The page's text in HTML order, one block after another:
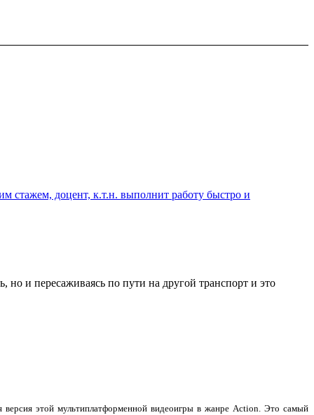
стажем, доцент, к.т.н. выполнит работу быстро и
но и пересаживаясь по пути на другой транспорт и это
этой мультиплатформенной видеоигры в жанре Action. Это самый